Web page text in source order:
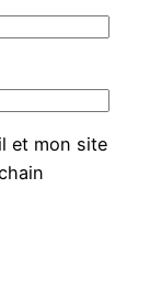
et mon site